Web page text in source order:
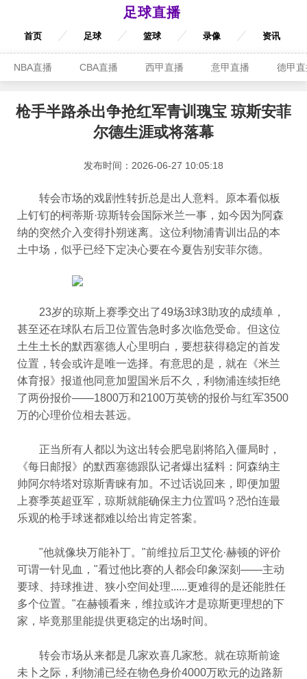
足球直播
首页 足球 篮球 录像 资讯
NBA直播 CBA直播 西甲直播 意甲直播 德甲
枪手半路杀出争抢红军青训瑰宝 琼斯安菲
尔德生涯或将落幕
发布时间：2026-06-27 10:05:18
转会市场的戏剧性转折总是出人意料。原本看似板
上钉钉的柯蒂斯·琼斯转会国际米兰一事，如今因为阿森
纳的突然介入变得扑朔迷离。这位利物浦青训出品的本
土中场，似乎已经下定决心要在今夏告别安菲尔德。
23岁的琼斯上赛季交出了49场3球3助攻的成绩单，
甚至还在球队右后卫位置告急时多次临危受命。但这位
土生土长的默西塞德人心里明白，要想获得稳定的首发
位置，转会或许是唯一选择。有意思的是，就在《米兰
体育报》报道他同意加盟国米后不久，利物浦连续拒绝
了两份报价——1800万和2100万英镑的报价与红军3500
万的心理价位相去甚远。
正当所有人都以为这出转会肥皂剧将陷入僵局时，
《每日邮报》的默西塞德跟队记者爆出猛料：阿森纳主
帅阿尔特塔对琼斯青睐有加。不过话说回来，即便加盟
上赛季英超亚军，琼斯就能确保主力位置吗？恐怕连最
乐观的枪手球迷都难以给出肯定答案。
"他就像块万能补丁。"前维拉后卫艾伦·赫顿的评价
可谓一针见血，"看过他比赛的人都会印象深刻——主动
要球、持球推进、狭小空间处理......更难得的是还能胜任
多个位置。"在赫顿看来，维拉或许才是琼斯更理想的下
家，毕竟那里能提供更稳定的出场时间。
转会市场从来都是几家欢喜几家愁。就在琼斯前途
未卜之际，利物浦已经在物色身价4000万欧元的边路新